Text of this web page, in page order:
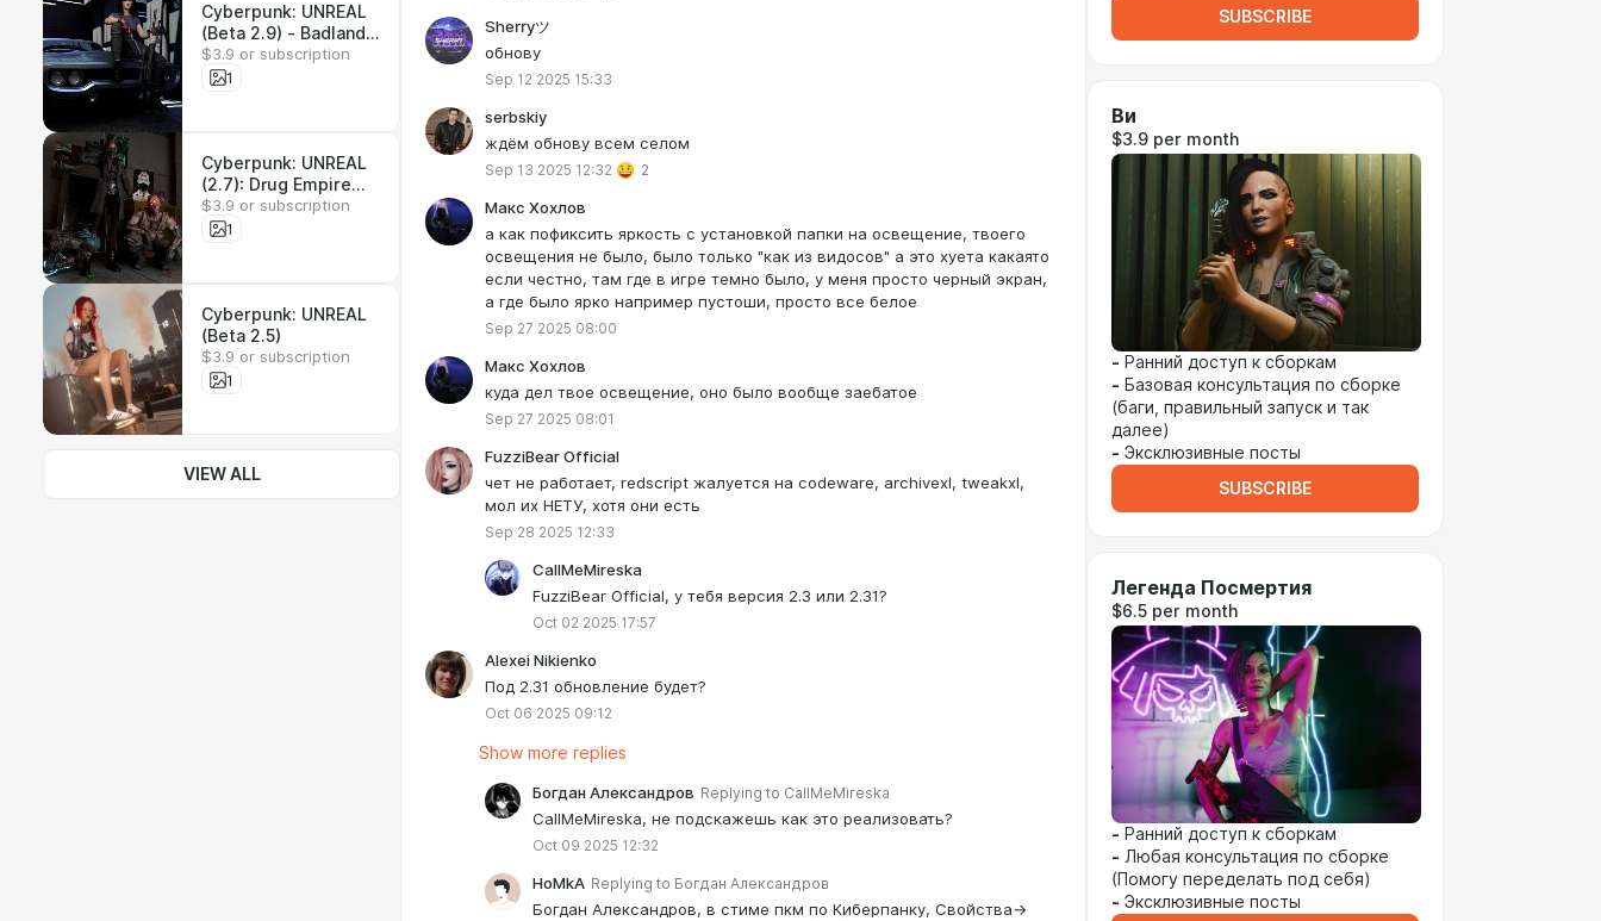
Cyberpunk: UNREAL
(Beta 2.9) - Badlands
Update
$3.9 or subscription
1
Cyberpunk: UNREAL
(2.7): Drug Empire
Update
$3.9 or subscription
1
Cyberpunk: UNREAL
(Beta 2.5)
$3.9 or subscription
1
VIEW ALL
Sherryツ
обнову
Sep 12 2025 15:33
serbskiy
ждём обнову всем селом
Sep 13 2025 12:32 2
Макс Хохлов
а как пофиксить яркость с установкой папки на освещение, твоего
освещения не было, было только "как из видосов" а это хуета какаято
если честно, там где в игре темно было, у меня просто черный экран,
а где было ярко например пустоши, просто все белое
Sep 27 2025 08:00
Макс Хохлов
куда дел твое освещение, оно было вообще заебатое
Sep 27 2025 08:01
FuzziBear Official
чет не работает, redscript жалуется на codeware, archivexl, tweakxl,
мол их НЕТУ, хотя они есть
Sep 28 2025 12:33
CallMeMireska
FuzziBear Official, у тебя версия 2.3 или 2.31?
Oct 02 2025 17:57
Alexei Nikienko
Под 2.31 обновление будет?
Oct 06 2025 09:12
Show more replies
Богдан Александров Replying to CallMeMireska
CallMeMireska, не подскажешь как это реализовать?
Oct 09 2025 12:32
HoMkA Replying to Богдан Александров
Богдан Александров, в стиме пкм по Киберпанку, Свойства->
SUBSCRIBE
Ви
$3.9 per month
- Ранний доступ к сборкам
- Базовая консультация по сборке
(баги, правильный запуск и так
далее)
- Эксклюзивные посты
SUBSCRIBE
Легенда Посмертия
$6.5 per month
- Ранний доступ к сборкам
- Любая консультация по сборке
(Помогу переделать под себя)
- Эксклюзивные посты